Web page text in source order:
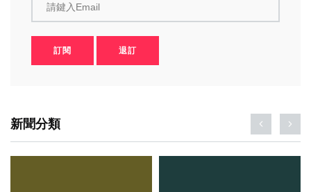
請鍵入Email
訂閱 退訂
新聞分類